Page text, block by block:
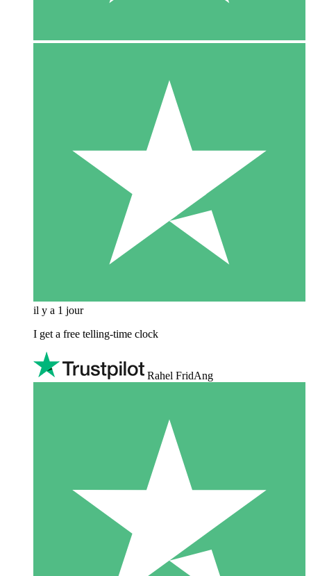
il y a 1 jour
I get a free telling-time clock
Rahel FridAng